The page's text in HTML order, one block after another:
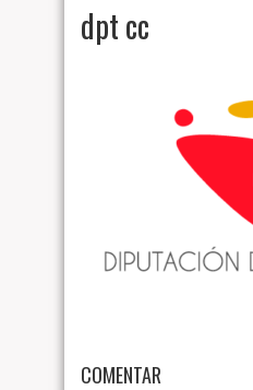
dpt cc
COMENTAR